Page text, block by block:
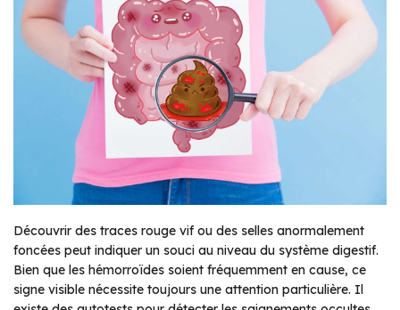
Découvrir des traces rouge vif ou des selles anormalement
foncées peut indiquer un souci au niveau du système digestif.
Bien que les hémorroïdes soient fréquemment en cause, ce
signe visible nécessite toujours une attention particulière. Il